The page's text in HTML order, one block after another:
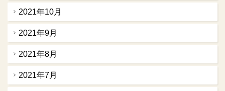
2021年10月
2021年9月
2021年8月
2021年7月